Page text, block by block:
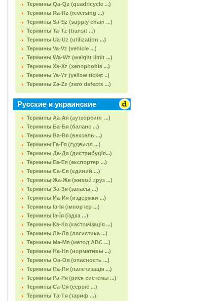
Термины Qa-Qz (quadricycle ...)
Термины Ra-Rz (reversing ...)
Термины Sa-Sz (supply chain ...)
Термины Ta-Tz (transit ...)
Термины Ua-Uz (utilization ...)
Термины Va-Vz (vehicle ...)
Термины Wa-Wz (weight limit ...)
Термины Xa-Xz (xenophobia ...)
Термины Ya-Yz (yellow ticket ..)
Термины Za-Zz (zero defects ...)
Русские и украинские
Термины Аа-Ая (аутсорсинг ...)
Термины Ба-Бя (баланс ...)
Термины Ва-Вя (вексель ...)
Термины Га-Гя (гудвилл ...)
Термины Да-Дя (дистрибуція...)
Термины Еа-Ея (експортер ...)
Термины Єа-Єя (єдиний ...)
Термины Жа-Жя (живой груз ...)
Термины За-Зя (запасы ...)
Термины Иа-Ия (издержки ...)
Термины Іа-Ія (імпортер ...)
Термины Їа-Їя (їздка ...)
Термины Ка-Кя (кастомізація ...)
Термины Ла-Ля (логистика ...)
Термины Ма-Мя (метод АВС ...)
Термины На-Ня (нормативы ...)
Термины Оа-Оя (опасность ...)
Термины Па-Пя (палетизація ...)
Термины Ра-Ря (риск системы ...)
Термины Са-Ся (сервіс ...)
Термины Та-Тя (тариф ...)